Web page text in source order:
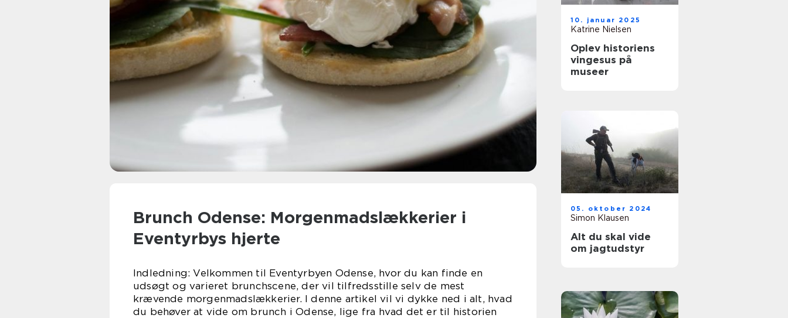
Brunch Odense: Morgenmadslækkerier i
Eventyrbys hjerte
Indledning: Velkommen til Eventyrbyen Odense, hvor du kan finde en
udsøgt og varieret brunchscene, der vil tilfredsstille selv de mest
krævende morgenmadslækkerier. I denne artikel vil vi dykke ned i alt, hvad
du behøver at vide om brunch i Odense, lige fra hvad det er til historien
10. januar 2025
Katrine Nielsen
Oplev historiens
vingesus på
museer
05. oktober 2024
Simon Klausen
Alt du skal vide
om jagtudstyr